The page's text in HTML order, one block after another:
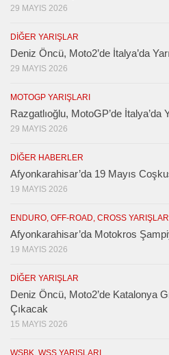
29 MAYIS 2026
DIĞER YARIŞLAR
Deniz Öncü, Moto2’de İtalya’da
29 MAYIS 2026
MOTOGP YARIŞLARI
Razgatlıoğlu, MotoGP’de İtalya’da
29 MAYIS 2026
DIĞER HABERLER
Afyonkarahisar’da 19 Mayıs
19 MAYIS 2026
ENDURO, OFF-ROAD, CROSS YARIŞLARI
Afyonkarahisar’da Motokros
19 MAYIS 2026
DIĞER YARIŞLAR
Deniz Öncü, Moto2’de Katalonya
Çıkacak
15 MAYIS 2026